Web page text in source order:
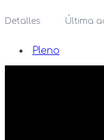
Detalles Última
Pleno